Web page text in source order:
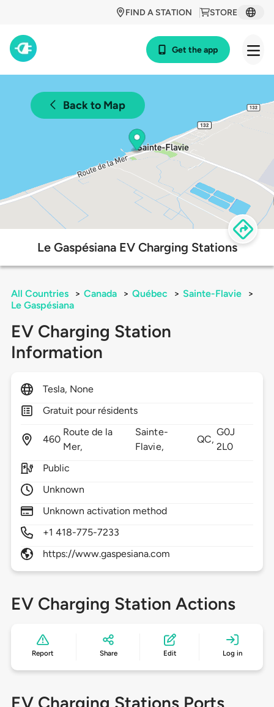
STORE
FIND A STATION
Get the app
Back to Map
Le Gaspésiana EV Charging Stations
All Countries > Canada > Québec > Sainte-Flavie
>
Le Gaspésiana
EV Charging Station
Information
Tesla, None
Gratuit pour résidents
460
Route de la
Mer,
Sainte-
Flavie,
QC,
G0J
2L0
Public
Unknown
Unknown activation method
+1 418-775-7233
https://www.gaspesiana.com
EV Charging Station Actions
Report Share Edit Log in
EV Charging Stations Ports